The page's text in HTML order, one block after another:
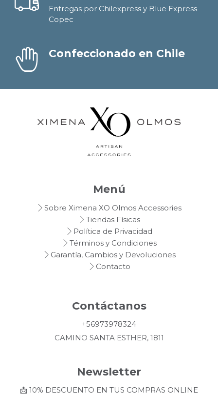
Entregas por Chilexpress y Blue Express
Copec
Confeccionado en Chile
Menú
Sobre Ximena XO Olmos Accessories
Tiendas Físicas
Política de Privacidad
Términos y Condiciones
Garantía, Cambios y Devoluciones
Contacto
Contáctanos
+56973978324
CAMINO SANTA ESTHER, 1811
Newsletter
📩 10% DESCUENTO EN TUS COMPRAS ONLINE